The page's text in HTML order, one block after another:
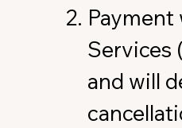
Services
and will